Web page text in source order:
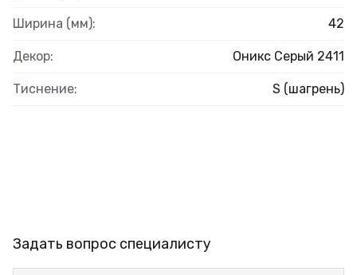
Ширина (мм): 42
Декор: Оникс Серый 2411
Тиснение: S (шагрень)
Задать вопрос специалисту